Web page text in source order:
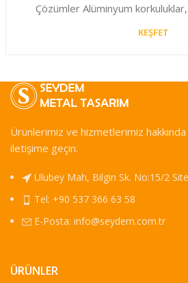
Çözümler Alüminyum korkuluklar,
KEŞFET
Ürünlerimiz ve hizmetlerimiz
iletişime geçin.
Ulubey Mah, Bilgin Sk. No:15/2
Tel: +90 537 366 63 58
E-Posta: info@seydem.com.tr
ÜRÜNLER